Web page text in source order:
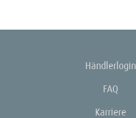
Händlerlogin
FAQ
Karriere